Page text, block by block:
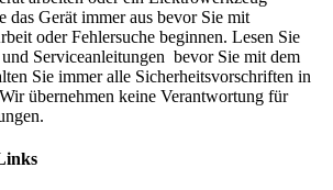
das Gerät immer aus bevor Sie mit
oder Fehlersuche beginnen. Lesen Sie
Serviceanleitungen bevor Sie mit dem
Sie immer alle Sicherheitsvorschriften in
übernehmen keine Verantwortung für